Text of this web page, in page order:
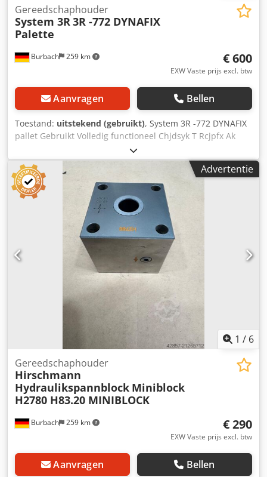
Burbach 259 km
Gereedschaphouder
System 3R3R -772 DYNAFIX
Palette
€ 600
EXW Vaste prijs excl. btw
Aanvragen Bellen
Toestand: uitstekend (gebruikt), System 3R -772 DYNAFIX
pallet Gebruikt Volledig functioneel Chjdsyk T Rcjpfx Ak
Advertentie
1 / 6
Burbach 259 km
Gereedschaphouder
Hirschmann
Hydraulikspannblock Miniblock
H2780 H83.20 MINIBLOCK
€ 290
EXW Vaste prijs excl. btw
Aanvragen Bellen